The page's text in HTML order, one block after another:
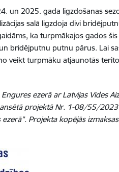
un 2025. gada ligzdošanas
salā ligzdoja divi
ka turpmākajos gados
bridējputnu putnu pārus. Lai
veikt turpmāku atjaunotās
ezerā ar Latvijas Vides
projektā Nr. 1-08/55/
Projekta kopējās